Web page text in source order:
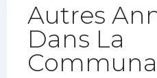
Autres
Dans La